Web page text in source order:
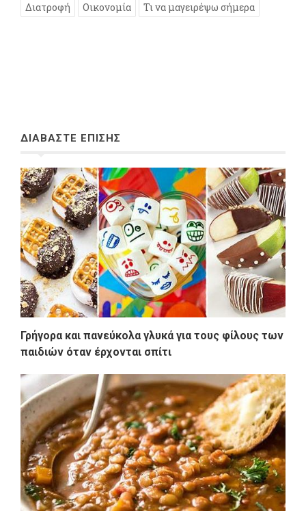
Διατροφή Οικονομία Τι να μαγειρέψω σήμερα
ΔΙΑΒΑΣΤΕ ΕΠΙΣΗΣ
Γρήγορα και πανεύκολα γλυκά για τους φίλους των
παιδιών όταν έρχονται σπίτι